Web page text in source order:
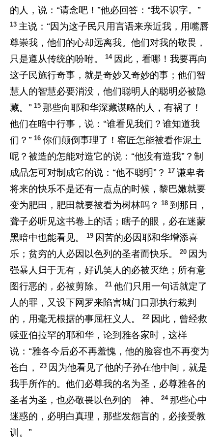
的人，说：“请念吧！”他必回答：“我不识字。”
13 主说：“因为这子民只用言语来亲近我，用嘴唇
尊崇我，他们的心却远离我。他们对我的敬畏，
只是遵从传统的吩咐。
14 因此，看哪！我要再向
这子民施行奇事，就是奇妙又奇妙的事；他们智
慧人的智慧必要消没，他们聪明人的聪明必被隐
藏。” 15 那些向耶和华深藏谋略的人，有祸了！
他们在暗中行事，说：“谁看见我们？谁知道我
们？” 16 你们颠倒事理了！窑匠怎能被看作泥土
呢？被造的怎能对造它的说：“他没有造我”？制
成品怎可对制成它的说：“他不聪明”？ 17 谦卑者
将来的快乐不是还有一点点的时候，黎巴嫩就要
变为肥田，肥田就要被看为树林吗？ 18 到那日，
聋子必听见这书卷上的话；瞎子的眼，必在迷蒙
黑暗中也能看见。
19 困苦的必因耶和华增添喜
乐；贫穷的人必因以色列的圣者而快乐。
20 因为
强暴人归于无有，好讥笑人的必被灭绝；所有意
图行恶的，必被剪除。
21 他们只用一句话就定了
人的罪，又设下网罗来陷害城门口那执行裁判
的，用毫无根据的事屈枉义人。
22 因此，曾经救
赎亚伯拉罕的耶和华，论到雅各家时，这样
说：“雅各今后必不再羞愧，他的脸容也不再变为
苍白，
23 因为他看见了他的子孙在他中间，就是
我手所作的。他们必尊我的名为圣，必尊雅各的
圣者为圣，也必敬畏以色列的 神。
24 那些心中
迷惑的，必明白真理，那些发怨言的，必接受教
训。”